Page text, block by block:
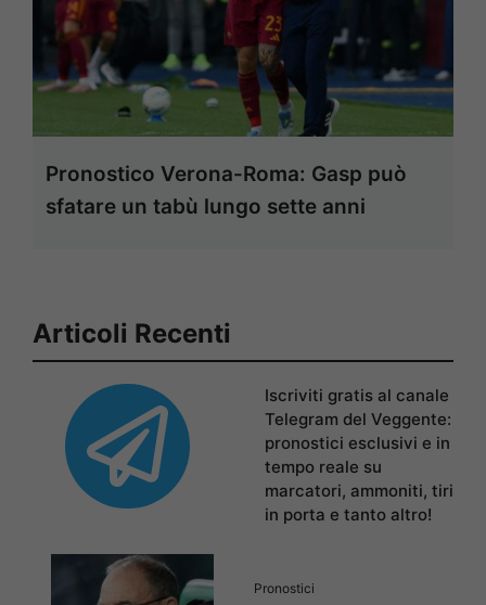
Pronostico Verona-Roma: Gasp può
sfatare un tabù lungo sette anni
Articoli Recenti
Iscriviti gratis al canale
Telegram del Veggente:
pronostici esclusivi e in
tempo reale su
marcatori, ammoniti, tiri
in porta e tanto altro!
Pronostici